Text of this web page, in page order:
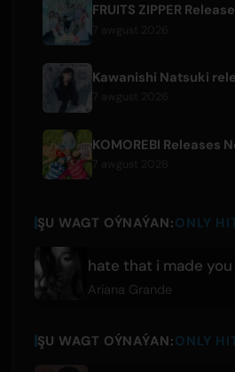
ŞU WAGT OÝNAÝAN:ONLY
hate that i made
Ariana Grande
ŞU WAGT OÝNAÝAN:ONLY